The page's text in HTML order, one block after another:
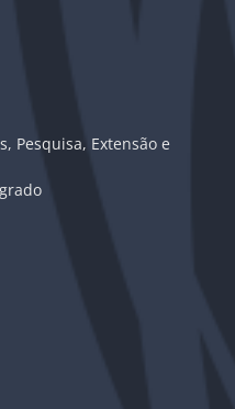
Pesquisa, Extensão e